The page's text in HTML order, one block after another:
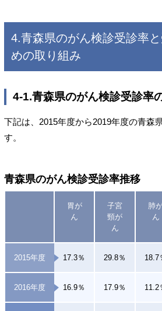
4.青森県のがん検診受診率
めの取り組み
4-1.青森県のがん検診受診率
下記は、2015年度から2019年度の青森
す。
青森県のがん検診受診率推移
胃が
ん
子宮
頸が
ん
肺
ん
2015年度 17.3％ 29.8％ 18.7
2016年度 16.9％ 17.9％ 11.2